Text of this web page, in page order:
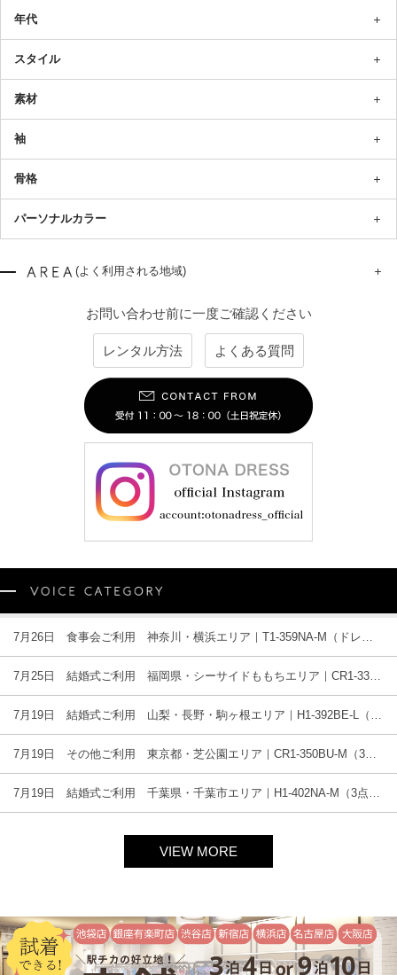
年代
スタイル
素材
袖
骨格
パーソナルカラー
(よく利用される地域)
お問い合わせ前に一度ご確認ください
レンタル方法 よくある質問
7月26日 食事会ご利用 神奈川・横浜エリア｜T1-359NA-M（ドレス単品）
7月25日 結婚式ご利用 福岡県・シーサイドももちエリア｜CR1-335BL-M（3点セット(バッグ)）
7月19日 結婚式ご利用 山梨・長野・駒ヶ根エリア｜H1-392BE-L（3点セット(バッグ)）
7月19日 その他ご利用 東京都・芝公園エリア｜CR1-350BU-M（3点セット(バッグ)）
7月19日 結婚式ご利用 千葉県・千葉市エリア｜H1-402NA-M（3点セット(バッグ)）
VIEW MORE